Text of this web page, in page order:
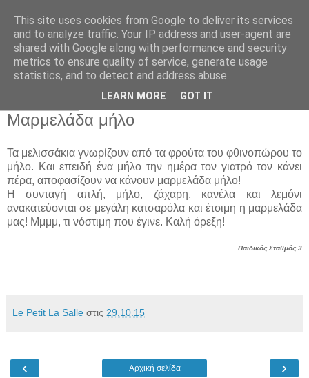
Παιδικός Σταθμός-
Νηπιαγωγείο "ΔΕΛΑΣΑΛ"
Μαρμελάδα μήλο
Τα μελισσάκια γνωρίζουν από τα φρούτα του φθινοπώρου το
μήλο. Και επειδή ένα μήλο την ημέρα τον γιατρό τον κάνει
πέρα, αποφασίζουν να κάνουν μαρμελάδα μήλο!
Η συνταγή απλή, μήλο, ζάχαρη, κανέλα και λεμόνι
ανακατεύονται σε μεγάλη κατσαρόλα και έτοιμη η μαρμελάδα
μας! Μμμμ, τι νόστιμη που έγινε. Καλή όρεξη!
Παιδικός Σταθμός 3
Le Petit La Salle στις 29.10.15
‹ ›
Αρχική σελίδα
This site uses cookies from Google to deliver its services
and to analyze traffic. Your IP address and user-agent are
shared with Google along with performance and security
metrics to ensure quality of service, generate usage
statistics, and to detect and address abuse.
LEARN MORE GOT IT